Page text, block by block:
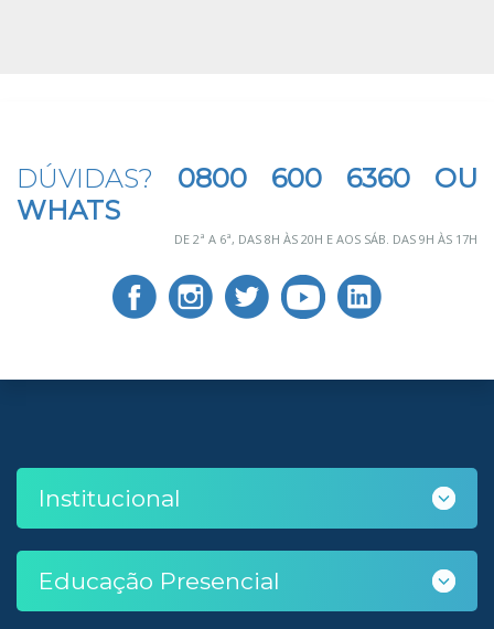
DÚVIDAS? 0800 600 6360 OU
WHATS
DE 2ª A 6ª, DAS 8H ÀS 20H E AOS SÁB. DAS 9H ÀS 17H
Institucional
Educação Presencial